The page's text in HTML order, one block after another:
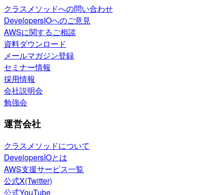
クラスメソッドへの問い合わせ
DevelopersIOへのご意見
AWSに関するご相談
資料ダウンロード
メールマガジン登録
セミナー情報
採用情報
会社説明会
勉強会
運営会社
クラスメソッドについて
DevelopersIOとは
AWS支援サービス一覧
公式X(Twitter)
公式YouTube